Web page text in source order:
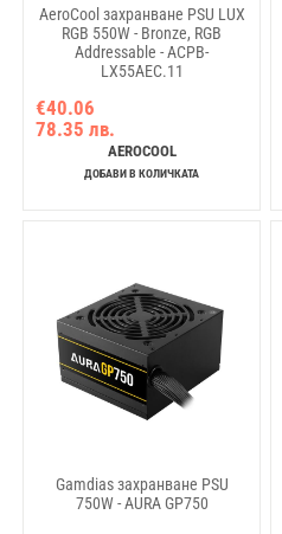
AeroCool захранване PSU LUX
RGB 550W - Bronze, RGB
Addressable - ACPB-
LX55AEC.11
€40.06
78.35 лв.
AEROCOOL
ДОБАВИ В КОЛИЧКАТА
Gamdias захранване PSU
750W - AURA GP750